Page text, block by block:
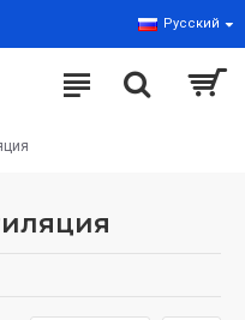
Русский